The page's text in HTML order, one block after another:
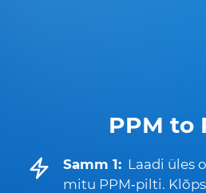
PPM to
Samm 1: Laadi üles
mitu PPM‑pilti.